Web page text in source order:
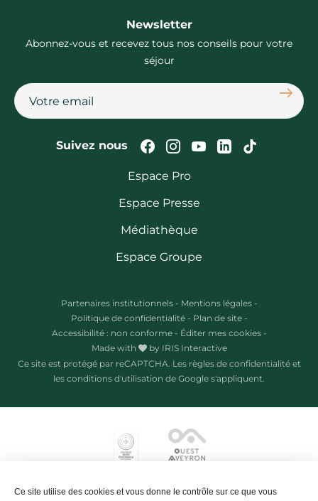
Newsletter
Abonnez-vous et recevez tous nos conseils pour votre
séjour
Suivez nous Suivez-nous sur
Suivez-nous sur
Suivez-nous
Suivez-Suivez-
Espace Pro
Espace Presse
Médiathèque
Espace Groupe
Partenaires institutionnels - Mentions légales -
Politique de confidentialité - Plan de site -
Accessibilité : non conforme - Éditer mes cookies -
Made with
by IRIS Interactive
Ce site est protégé par reCAPTCHA. Les règles de confidentialitéet
les conditions d'utilisation de Google s'appliquent.
Ce site utilise des cookies et vous donne le contrôle sur ce que vous